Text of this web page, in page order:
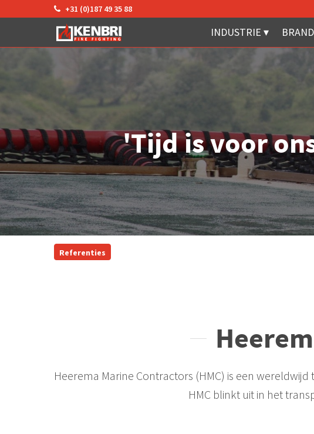
+31 (0)187 49 35 88
INDUSTRIE
'Tijd is voor
Referenties
Heerema Marine Contractors (HMC) is een
HMC blinkt uit in het